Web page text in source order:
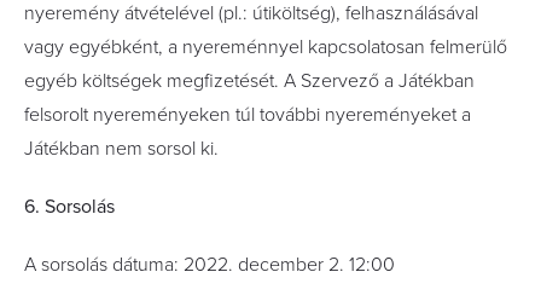
nyeremény átvételével (pl.: útiköltség), felhasználásával
vagy egyébként, a nyereménnyel kapcsolatosan felmerülő
egyéb költségek megfizetését. A Szervező a Játékban
felsorolt nyereményeken túl további nyereményeket a
Játékban nem sorsol ki.
6. Sorsolás
A sorsolás dátuma: 2022. december 2. 12:00